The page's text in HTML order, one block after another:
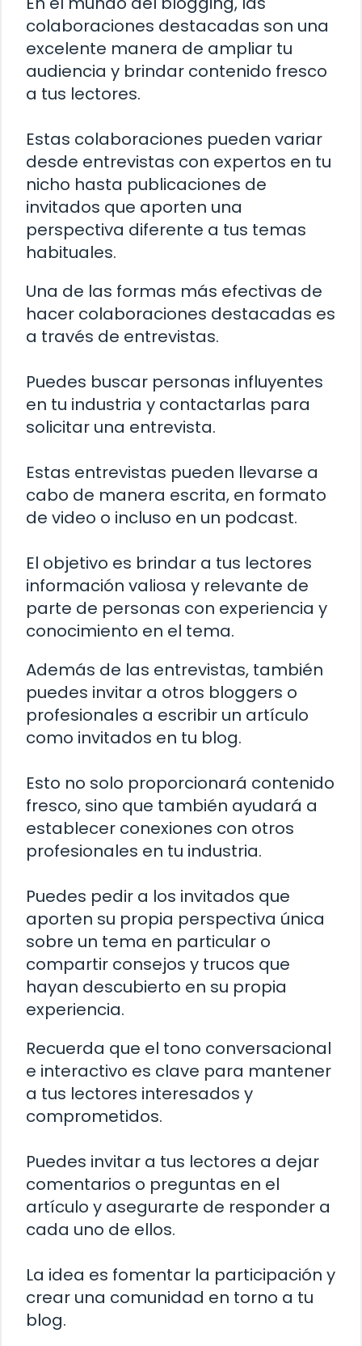
colaboraciones destacadas son una
excelente manera de ampliar tu
audiencia y brindar contenido fresco
a tus lectores.
Estas colaboraciones pueden variar
desde entrevistas con expertos en tu
nicho hasta publicaciones de
invitados que aporten una
perspectiva diferente a tus temas
habituales.
Una de las formas más efectivas de
hacer colaboraciones destacadas es
a través de entrevistas.
Puedes buscar personas influyentes
en tu industria y contactarlas para
solicitar una entrevista.
Estas entrevistas pueden llevarse a
cabo de manera escrita, en formato
de video o incluso en un podcast.
El objetivo es brindar a tus lectores
información valiosa y relevante de
parte de personas con experiencia y
conocimiento en el tema.
Además de las entrevistas, también
puedes invitar a otros bloggers o
profesionales a escribir un artículo
como invitados en tu blog.
Esto no solo proporcionará contenido
fresco, sino que también ayudará a
establecer conexiones con otros
profesionales en tu industria.
Puedes pedir a los invitados que
aporten su propia perspectiva única
sobre un tema en particular o
compartir consejos y trucos que
hayan descubierto en su propia
experiencia.
Recuerda que el tono conversacional
e interactivo es clave para mantener
a tus lectores interesados y
comprometidos.
Puedes invitar a tus lectores a dejar
comentarios o preguntas en el
artículo y asegurarte de responder a
cada uno de ellos.
La idea es fomentar la participación y
crear una comunidad en torno a tu
blog.